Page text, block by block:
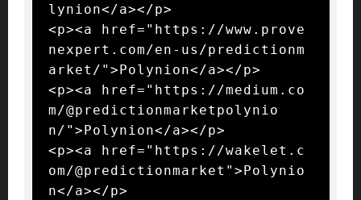
lynion</a></p>
<p><a href="https://www.prove
nexpert.com/en-us/predictionm
arket/">Polynion</a></p>
<p><a href="https://medium.co
m/@predictionmarketpolynio
n/">Polynion</a></p>
<p><a href="https://wakelet.c
om/@predictionmarket">Polynio
n</a></p>